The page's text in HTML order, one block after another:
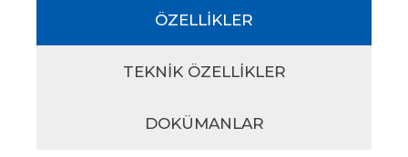
ÖZELLİKLER
TEKNİK ÖZELLIKLER
DOKÜMANLAR